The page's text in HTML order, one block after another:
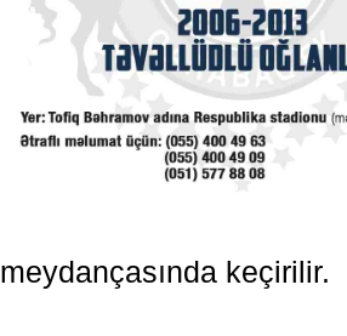
meydançasında keçirilir.